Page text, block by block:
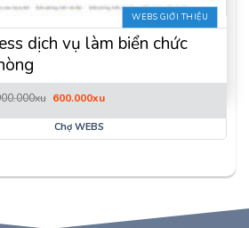
WEBS GIỚI THIỆU
dịch vụ làm biển chức
xu Giá
là:
900.000xu.
600.000xuGiá
tại
Chợ WEBS